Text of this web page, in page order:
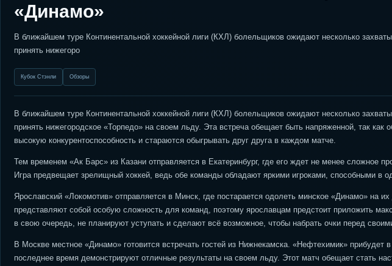
«Динамо»
В ближайшем туре Континентальной хоккейной лиги (КХЛ) болельщиков ожидают несколько
принять нижегоро
Кубок Стэнли Обзоры
В ближайшем туре Континентальной хоккейной лиги (КХЛ) болельщиков ожидают несколько
принять нижегородское «Торпедо» на своем льду. Эта встреча обещает быть напряженной, так как
высокую конкурентоспособность и стараются обыгрывать друг друга в каждом матче.
Тем временем «Ак Барс» из Казани отправляется в Екатеринбург, где его ждет не менее сложное
Игра предвещает зрелищный хоккей, ведь обе команды обладают яркими игроками, способными в
Ярославский «Локомотив» отправляется в Минск, где постарается одолеть минское «Динамо» на
представляют собой особую сложность для команд, поэтому ярославцам предстоит приложить
в свою очередь, не планируют уступать и сделают всё возможное, чтобы набрать очки перед
В Москве местное «Динамо» готовится встречать гостей из Нижнекамска. «Нефтехимик» прибудет
последнее время демонстрируют отличные результаты на своем льду. Этот матч обещает стать